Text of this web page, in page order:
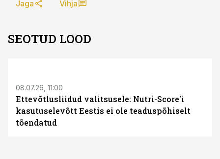
Jaga Vihja
SEOTUD LOOD
08.07.26, 11:00
Ettevõtlusliidud valitsusele: Nutri-Score'i
kasutuselevõtt Eestis ei ole teaduspõhiselt
tõendatud